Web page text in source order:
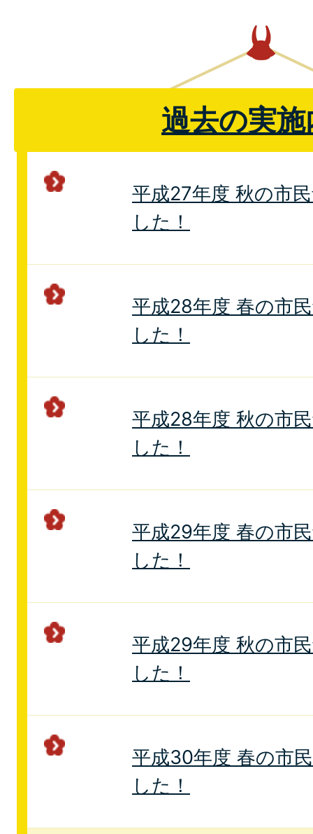
過去の実
平成27年度 秋の市
した！
平成28年度 春の市
した！
平成28年度 秋の市
した！
平成29年度 春の市
した！
平成29年度 秋の市
した！
平成30年度 春の市
した！